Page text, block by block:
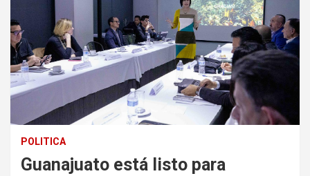
POLITICA
Guanajuato está listo para